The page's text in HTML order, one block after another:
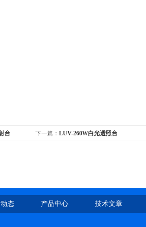
台 下一篇： LUV-260W白光透照台
态 产品中心 技术文章